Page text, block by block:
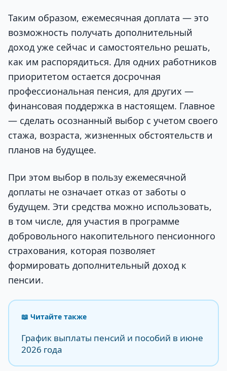
Таким образом, ежемесячная доплата — это
возможность получать дополнительный
доход уже сейчас и самостоятельно решать,
как им распорядиться. Для одних работников
приоритетом остается досрочная
профессиональная пенсия, для других —
финансовая поддержка в настоящем. Главное
— сделать осознанный выбор с учетом своего
стажа, возраста, жизненных обстоятельств и
планов на будущее.
При этом выбор в пользу ежемесячной
доплаты не означает отказ от заботы о
будущем. Эти средства можно использовать,
в том числе, для участия в программе
добровольного накопительного пенсионного
страхования, которая позволяет
формировать дополнительный доход к
пенсии.
📖 Читайте также
График выплаты пенсий и пособий в июне
2026 года